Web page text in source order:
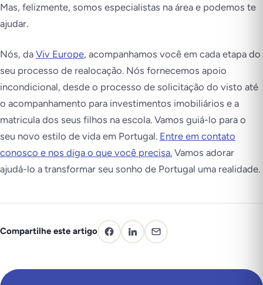
Mas, felizmente, somos especialistas na área e podemos te
ajudar.
Nós, da Viv Europe, acompanhamos você em cada etapa do
seu processo de realocação. Nós fornecemos apoio
incondicional, desde o processo de solicitação do visto até
o acompanhamento para investimentos imobiliários e a
matricula dos seus filhos na escola. Vamos guiá-lo para o
seu novo estilo de vida em Portugal. Entre em contato
conosco e nos diga o que você precisa. Vamos adorar
ajudá-lo a transformar seu sonho de Portugal uma realidade.
Compartilhe este artigo